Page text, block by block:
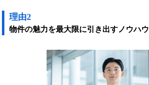
理由2
物件の魅力を最大限に引き出すノウハウ